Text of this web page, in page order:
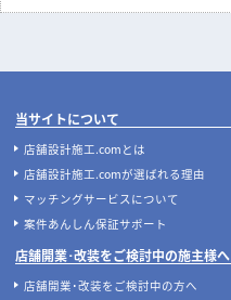
当サイトについて
店舗設計施工.comとは
店舗設計施工.comが選ばれる理由
マッチングサービスについて
案件あんしん保証サポート
店舗開業･改装をご検討中の施主様へ
店舗開業･改装をご検討中の方へ